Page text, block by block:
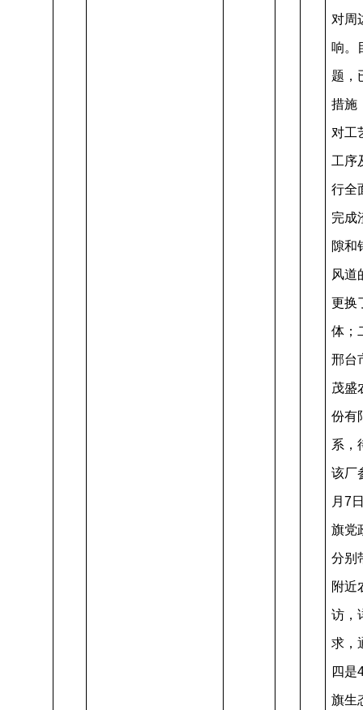
对周
响。
题，
措施
对工
工序
行全
完成
隙和
风道
更换
体；
邢台
茂盛
份有
系，
该厂
月7
旗党
分别
附近
访，
求，
四是
旗生